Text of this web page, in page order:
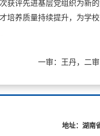
获评先进基层党组织为新
培养质量持续提升，为学
审：王高见
地址：湖南